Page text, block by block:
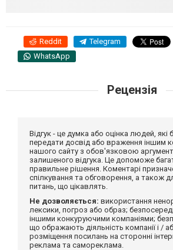
Reddit Telegram
WhatsApp
Рецензія
Відгук - це думка або оцінка людей,
передати досвід або враження іншим
нашого сайту з обов'язковою
залишеного відгука. Це допоможе
правильне рішення. Коментарі
спілкування та обговорення, а також
питань, що цікавлять.
Не дозволяється: використання
лексики, погроз або образ;
іншими конкуруючими компаніями;
що ображають діяльність компанії і /
розміщення посилань на сторонні
реклама та самореклама.